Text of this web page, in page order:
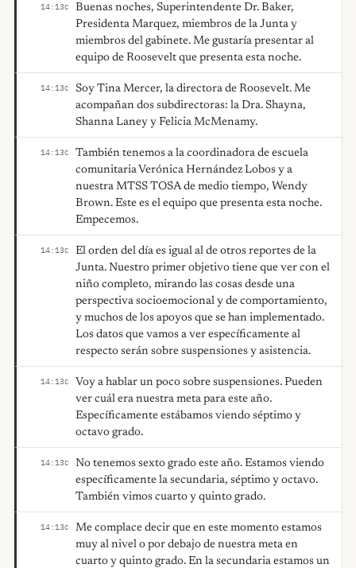
14:13C
Buenas noches, Superintendente Dr. Baker,
Presidenta Marquez, miembros de la Junta y
miembros del gabinete. Me gustaría presentar al
equipo de Roosevelt que presenta esta noche.
14:13C
Soy Tina Mercer, la directora de Roosevelt. Me
acompañan dos subdirectoras: la Dra. Shayna,
Shanna Laney y Felicia McMenamy.
14:13C
También tenemos a la coordinadora de escuela
comunitaria Verónica Hernández Lobos y a
nuestra MTSS TOSA de medio tiempo, Wendy
Brown. Este es el equipo que presenta esta noche.
Empecemos.
14:13C
El orden del día es igual al de otros reportes de la
Junta. Nuestro primer objetivo tiene que ver con el
niño completo, mirando las cosas desde una
perspectiva socioemocional y de comportamiento,
y muchos de los apoyos que se han implementado.
Los datos que vamos a ver específicamente al
respecto serán sobre suspensiones y asistencia.
14:13C
Voy a hablar un poco sobre suspensiones. Pueden
ver cuál era nuestra meta para este año.
Específicamente estábamos viendo séptimo y
octavo grado.
14:13C
No tenemos sexto grado este año. Estamos viendo
específicamente la secundaria, séptimo y octavo.
También vimos cuarto y quinto grado.
14:13C
Me complace decir que en este momento estamos
muy al nivel o por debajo de nuestra meta en
cuarto y quinto grado. En la secundaria estamos un